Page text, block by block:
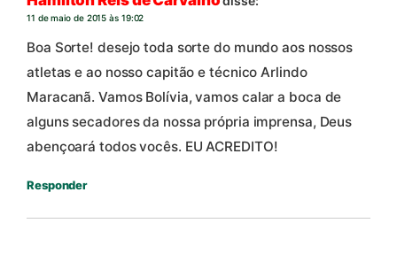
11 de maio de 2015 às 19:02
Boa Sorte! desejo toda sorte do mundo aos nossos
atletas e ao nosso capitão e técnico Arlindo
Maracanã. Vamos Bolívia, vamos calar a boca de
alguns secadores da nossa própria imprensa, Deus
abençoará todos vocês. EU ACREDITO!
Responder